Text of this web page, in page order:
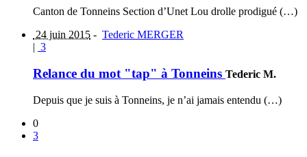
Canton de Tonneins Section d’Unet Lou drolle prodigué (…)
24 juin 2015 - Tederic MERGER
| 3
Relance du mot "tap" à Tonneins Tederic M.
Depuis que je suis à Tonneins, je n’ai jamais entendu (…)
0
3